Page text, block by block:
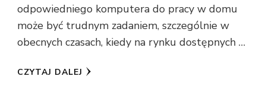
odpowiedniego komputera do pracy w domu
może być trudnym zadaniem, szczególnie w
obecnych czasach, kiedy na rynku dostępnych …
CZYTAJ DALEJ